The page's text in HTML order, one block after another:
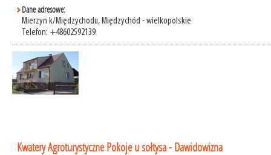
Dane adresowe:
Mierzyn k/Międzychodu, Międzychód - wielkopolskie
Telefon: +48602592139
Kwatery Agroturystyczne Pokoje u sołtysa - Dawidowizna